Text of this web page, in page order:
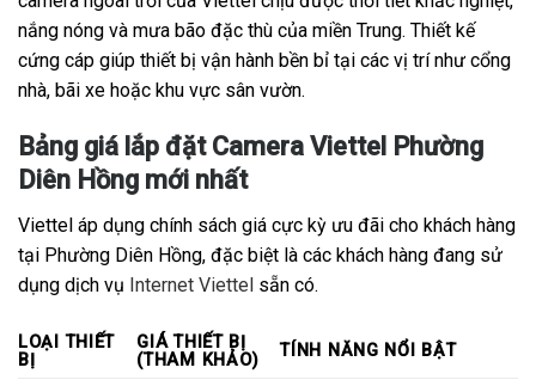
nắng nóng và mưa bão đặc thù của miền Trung. Thiết kế
cứng cáp giúp thiết bị vận hành bền bỉ tại các vị trí như cổng
nhà, bãi xe hoặc khu vực sân vườn.
Bảng giá lắp đặt Camera Viettel Phường
Diên Hồng mới nhất
Viettel áp dụng chính sách giá cực kỳ ưu đãi cho khách hàng
tại Phường Diên Hồng, đặc biệt là các khách hàng đang sử
dụng dịch vụ Internet Viettel sẵn có.
LOẠI THIẾT
BỊ
GIÁ THIẾT BỊ
(THAM KHẢO)
TÍNH NĂNG NỔI BẬT